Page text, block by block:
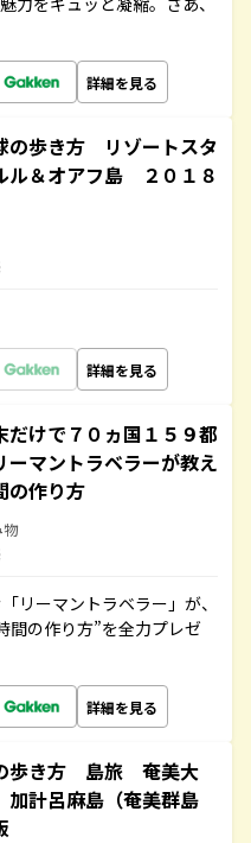
詳細を見る
歩き方 リゾートスタ
＆オアフ島 ２０１８
詳細を見る
けで７０ヵ国１５９都
ーマントラベラーが教え
の作り方
物
リーマントラベラー」が、
間の作り方”を全力プレゼ
詳細を見る
歩き方 島旅 奄美大
計呂麻島（奄美群島